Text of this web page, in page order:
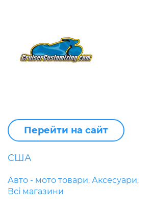
Перейти на сайт
США
Авто - мото товари, Аксесуари,
Всі магазини